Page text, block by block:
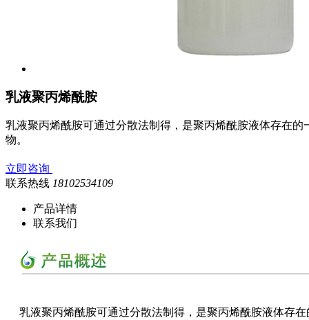
乳液聚丙烯酰胺
乳液聚丙烯酰胺可通过分散法制得，是聚丙烯酰胺液体存在
物。
立即咨询
联系热线 18102534109
产品详情
联系我们
乳液聚丙烯酰胺可通过分散法制得，是聚丙烯酰胺液体存